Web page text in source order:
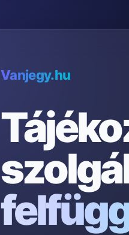
Vanjegy.hu